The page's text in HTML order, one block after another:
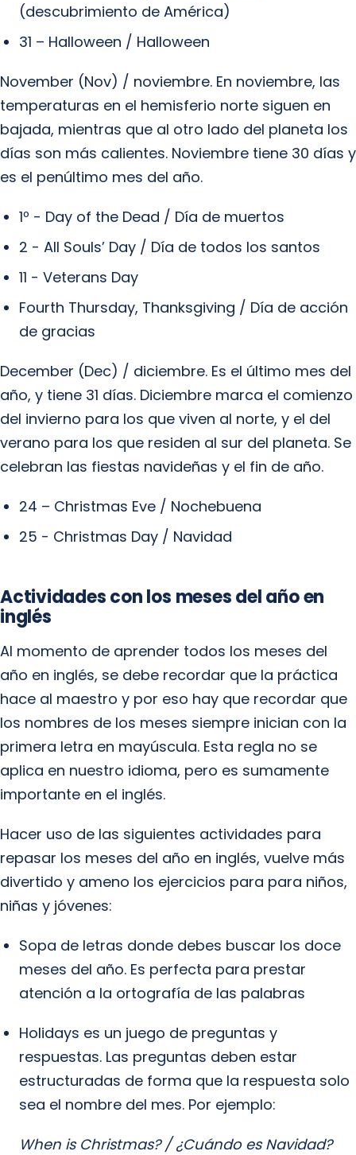
(descubrimiento de América)
31 – Halloween / Halloween
November (Nov) / noviembre. En noviembre, las
temperaturas en el hemisferio norte siguen en
bajada, mientras que al otro lado del planeta los
días son más calientes. Noviembre tiene 30 días y
es el penúltimo mes del año.
1º - Day of the Dead / Día de muertos
2 - All Souls’ Day / Día de todos los santos
11 - Veterans Day
Fourth Thursday, Thanksgiving / Día de acción
de gracias
December (Dec) / diciembre. Es el último mes del
año, y tiene 31 días. Diciembre marca el comienzo
del invierno para los que viven al norte, y el del
verano para los que residen al sur del planeta. Se
celebran las fiestas navideñas y el fin de año.
24 – Christmas Eve / Nochebuena
25 - Christmas Day / Navidad
Actividades con los meses del año en
inglés
Al momento de aprender todos los meses del
año en inglés, se debe recordar que la práctica
hace al maestro y por eso hay que recordar que
los nombres de los meses siempre inician con la
primera letra en mayúscula. Esta regla no se
aplica en nuestro idioma, pero es sumamente
importante en el inglés.
Hacer uso de las siguientes actividades para
repasar los meses del año en inglés, vuelve más
divertido y ameno los ejercicios para para niños,
niñas y jóvenes:
Sopa de letras donde debes buscar los doce
meses del año. Es perfecta para prestar
atención a la ortografía de las palabras
Holidays es un juego de preguntas y
respuestas. Las preguntas deben estar
estructuradas de forma que la respuesta solo
sea el nombre del mes. Por ejemplo:
When is Christmas? / ¿Cuándo es Navidad?